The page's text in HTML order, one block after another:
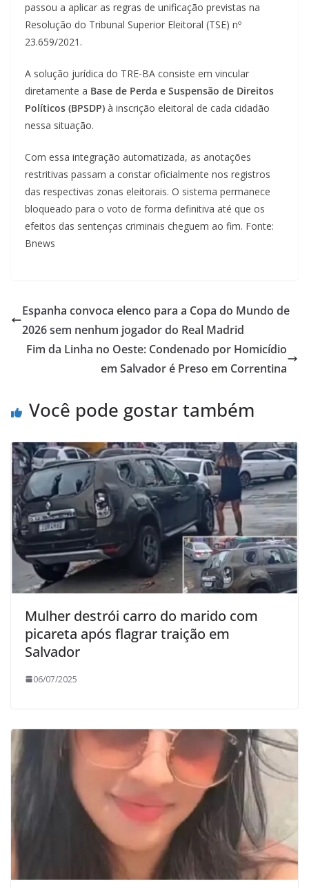
passou a aplicar as regras de unificação previstas na
Resolução do Tribunal Superior Eleitoral (TSE) nº
23.659/2021.
A solução jurídica do TRE-BA consiste em vincular
diretamente a Base de Perda e Suspensão de Direitos
Políticos (BPSDP) à inscrição eleitoral de cada cidadão
nessa situação.
Com essa integração automatizada, as anotações
restritivas passam a constar oficialmente nos registros
das respectivas zonas eleitorais. O sistema permanece
bloqueado para o voto de forma definitiva até que os
efeitos das sentenças criminais cheguem ao fim. Fonte:
Bnews
Espanha convoca elenco para a Copa do Mundo de
2026 sem nenhum jogador do Real Madrid
Fim da Linha no Oeste: Condenado por Homicídio
em Salvador é Preso em Correntina
Você pode gostar também
Mulher destrói carro do marido com
picareta após flagrar traição em
Salvador
06/07/2025